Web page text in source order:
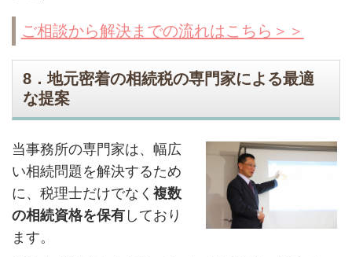
ご相談から解決までの流れはこちら＞＞
8．地元密着の相続税の専門家による最適
な提案
当事務所の専門家は、幅広
い相続問題を解決するため
に、税理士だけでなく 複数
の相続資格を保有しており
ます。